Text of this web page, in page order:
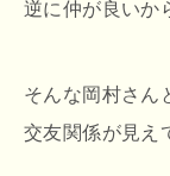
逆に仲が良いか
そんな岡村さん
交友関係が見え